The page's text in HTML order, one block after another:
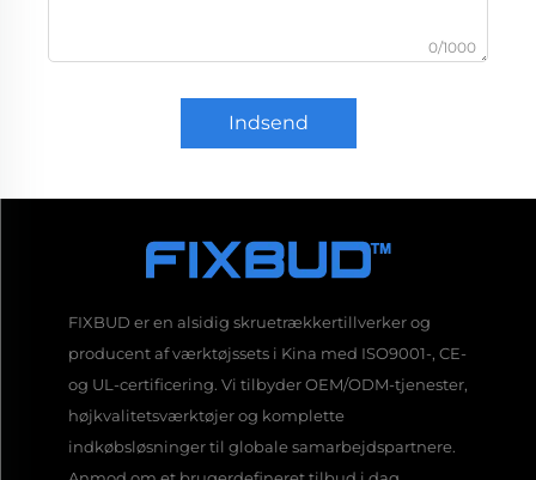
0/1000
Indsend
FIXBUD er en alsidig skruetrækkertillverker og
producent af værktøjssets i Kina med ISO9001-, CE-
og UL-certificering. Vi tilbyder OEM/ODM-tjenester,
højkvalitetsværktøjer og komplette
indkøbsløsninger til globale samarbejdspartnere.